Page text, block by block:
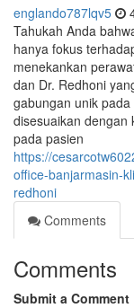
englando787lqv5
Tahukah Anda
hanya fokus
menekankan
dan Dr. Redhoni
gabungan unik
disesuaikan dengan
pada pasien
https://
office-banjarmasin-
redhoni
Comments
Comments
Submit a Comment